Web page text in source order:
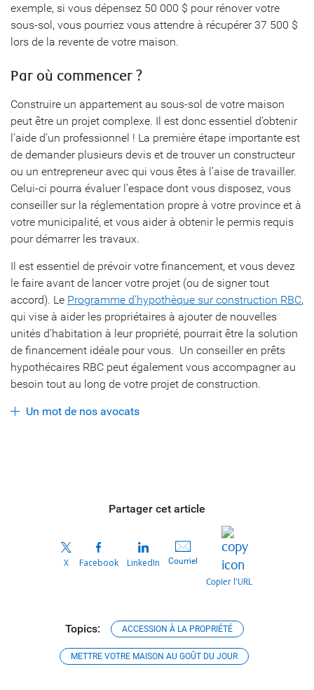
exemple, si vous dépensez 50 000 $ pour rénover votre
sous-sol, vous pourriez vous attendre à récupérer 37 500 $
lors de la revente de votre maison.
Par où commencer ?
Construire un appartement au sous-sol de votre maison
peut être un projet complexe. Il est donc essentiel d’obtenir
l’aide d’un professionnel ! La première étape importante est
de demander plusieurs devis et de trouver un constructeur
ou un entrepreneur avec qui vous êtes à l’aise de travailler.
Celui-ci pourra évaluer l’espace dont vous disposez, vous
conseiller sur la réglementation propre à votre province et à
votre municipalité, et vous aider à obtenir le permis requis
pour démarrer les travaux.
Il est essentiel de prévoir votre financement, et vous devez
le faire avant de lancer votre projet (ou de signer tout
accord). Le Programme d’hypothèque sur construction RBC,
qui vise à aider les propriétaires à ajouter de nouvelles
unités d’habitation à leur propriété, pourrait être la solution
de financement idéale pour vous. Un conseiller en prêts
hypothécaires RBC peut également vous accompagner au
besoin tout au long de votre projet de construction.
Un mot de nos avocats
Partager cet article
X Facebook LinkedIn Courriel
Copier l’URL
Topics: ACCESSION À LA PROPRIÉTÉ
METTRE VOTRE MAISON AU GOÛT DU JOUR